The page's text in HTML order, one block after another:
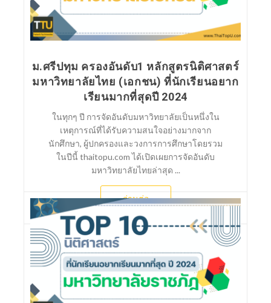
ม.ศรีปทุม ครองอันดับ1 หลักสูตรนิติศาสตร์
มหาวิทยาลัยไทย (เอกชน) ที่นักเรียนอยาก
เรียนมากที่สุดปี 2024
ในทุกๆ ปี การจัดอันดับมหาวิทยาลัยเป็นหนึ่งใน
เหตุการณ์ที่ได้รับความสนใจอย่างมากจาก
นักศึกษา, ผู้ปกครองและวงการการศึกษาโดยรวม
ในปีนี้ thaitopu.com ได้เปิดเผยการจัดอันดับ
มหาวิทยาลัยไทยล่าสุด ...
อ่านต่อ